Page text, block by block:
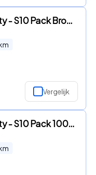
Aixam City - S10 Pack Brommobiel NIEUW
Vergelijk
Aixam City - S10 Pack 100% ELEKTRISCHE Brommobiel NIEUW